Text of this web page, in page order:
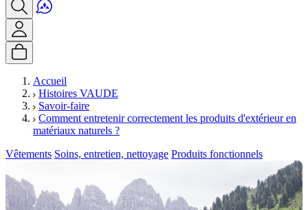
Accueil
Histoires VAUDE
Savoir-faire
Comment entretenir correctement les produits d'extérieur en
matériaux naturels ?
Vêtements Soins, entretien, nettoyage Produits fonctionnels